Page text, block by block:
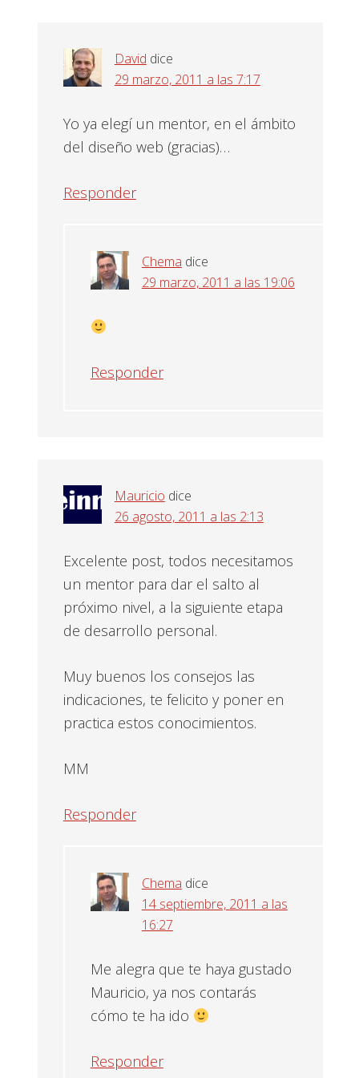
los
lectores
David dice
29 marzo, 2011 a las 7:17
Yo ya elegí un mentor, en el ámbito
del diseño web (gracias)…
Responder
Chema dice
29 marzo, 2011 a las 19:06
Responder
Mauricio dice
26 agosto, 2011 a las 2:13
Excelente post, todos necesitamos
un mentor para dar el salto al
próximo nivel, a la siguiente etapa
de desarrollo personal.
Muy buenos los consejos las
indicaciones, te felicito y poner en
practica estos conocimientos.
MM
Responder
Chema dice
14 septiembre, 2011 a las
16:27
Me alegra que te haya gustado
Mauricio, ya nos contarás
cómo te ha ido
Responder